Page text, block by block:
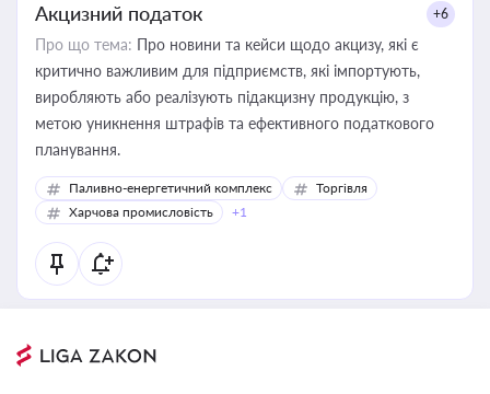
Акцизний податок +6
Про що тема: Про новини та кейси щодо акцизу, які є
критично важливим для підприємств, які імпортують,
виробляють або реалізують підакцизну продукцію, з
метою уникнення штрафів та ефективного податкового
планування.
Паливно-енергетичний комплекс
Торгівля
Харчова промисловість
+1